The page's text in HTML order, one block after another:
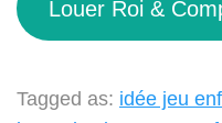
Louer Roi &
Tagged as: idée jeu